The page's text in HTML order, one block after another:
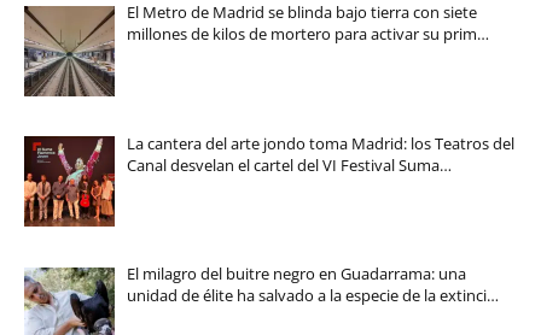
El Metro de Madrid se blinda bajo tierra con siete
millones de kilos de mortero para activar su prim…
La cantera del arte jondo toma Madrid: los Teatros del
Canal desvelan el cartel del VI Festival Suma…
El milagro del buitre negro en Guadarrama: una
unidad de élite ha salvado a la especie de la extinci…